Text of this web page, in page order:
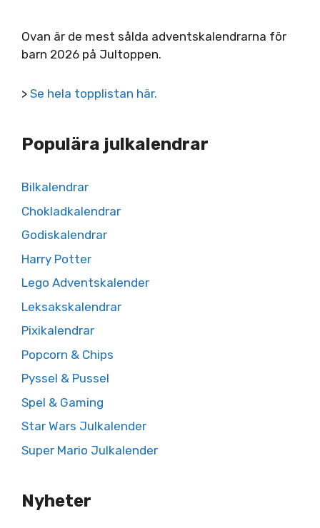
Ovan är de mest sålda adventskalendrarna för
barn 2026 på Jultoppen.
> Se hela topplistan här.
Populära julkalendrar
Bilkalendrar
Chokladkalendrar
Godiskalendrar
Harry Potter
Lego Adventskalender
Leksakskalendrar
Pixikalendrar
Popcorn & Chips
Pyssel & Pussel
Spel & Gaming
Star Wars Julkalender
Super Mario Julkalender
Nyheter